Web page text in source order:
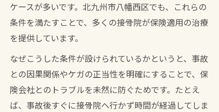
ケースが多いです。北九州市八幡西区でも、これらの
条件を満たすことで、多くの接骨院が保険適用の治療
を提供しています。
なぜこうした条件が設けられているかというと、事故
との因果関係やケガの正当性を明確にすることで、保
険会社とのトラブルを未然に防ぐためです。たとえ
ば、事故後すぐに接骨院へ行かず時間が経過してしま